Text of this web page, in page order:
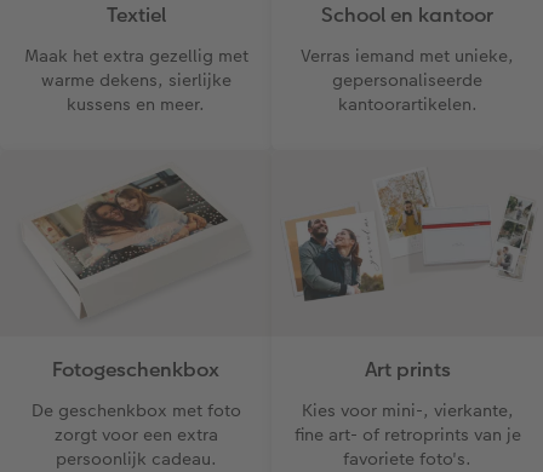
Textiel
Maak het extra gezellig met
warme dekens, sierlijke
kussens en meer.
School en kantoor
Verras iemand met unieke,
gepersonaliseerde
kantoorartikelen.
Fotogeschenkbox
De geschenkbox met foto
zorgt voor een extra
persoonlijk cadeau.
Art prints
Kies voor mini-, vierkante,
fine art- of retroprints van je
favoriete foto's.